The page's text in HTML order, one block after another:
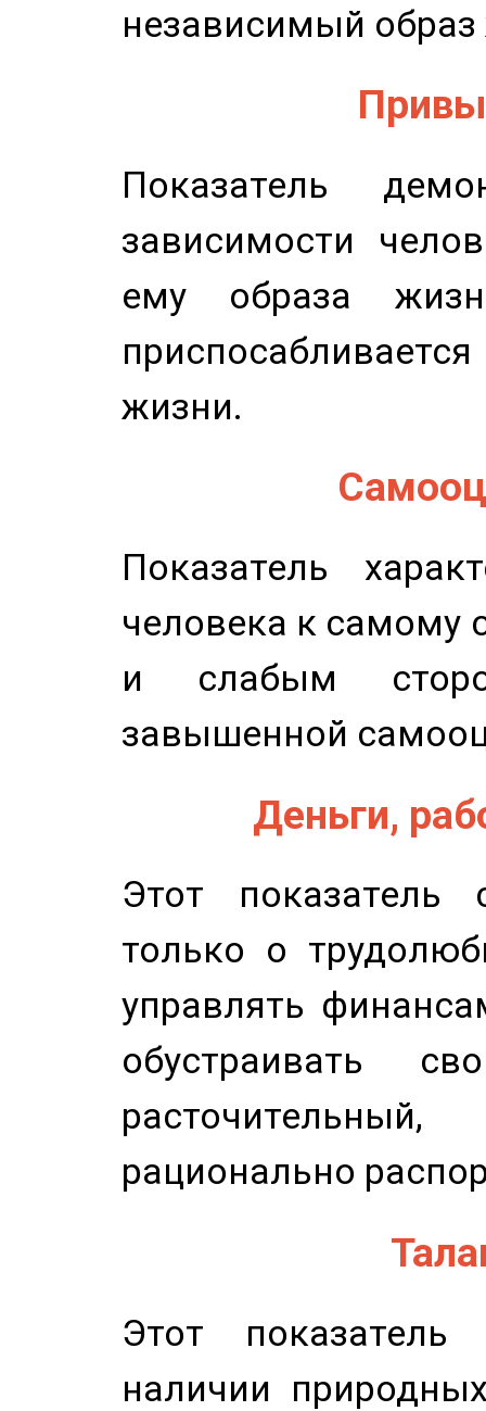
независимый
Показатель
зависимости
ему образа
жизни.
Показатель
человека к самому
и слабым
завышенной
Деньги,
Этот показатель
только о
управлять
обустраивать
рационально
Этот показатель
наличии